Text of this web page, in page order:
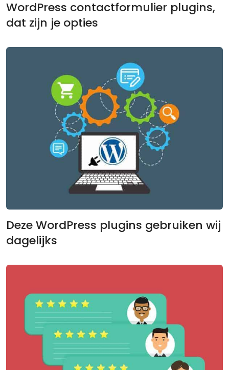
WordPress contactformulier plugins,
dat zijn je opties
Deze WordPress plugins gebruiken wij
dagelijks